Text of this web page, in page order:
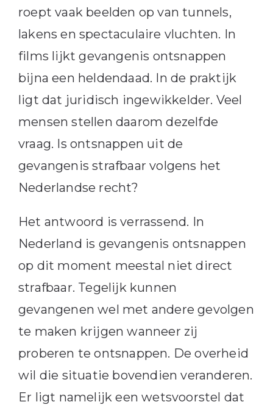
roept vaak beelden op van tunnels,
lakens en spectaculaire vluchten. In
films lijkt gevangenis ontsnappen
bijna een heldendaad. In de praktijk
ligt dat juridisch ingewikkelder. Veel
mensen stellen daarom dezelfde
vraag. Is ontsnappen uit de
gevangenis strafbaar volgens het
Nederlandse recht?
Het antwoord is verrassend. In
Nederland is gevangenis ontsnappen
op dit moment meestal niet direct
strafbaar. Tegelijk kunnen
gevangenen wel met andere gevolgen
te maken krijgen wanneer zij
proberen te ontsnappen. De overheid
wil die situatie bovendien veranderen.
Er ligt namelijk een wetsvoorstel dat